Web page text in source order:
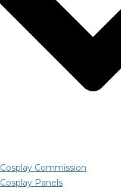
Cosplay Commission
Cosplay Panels